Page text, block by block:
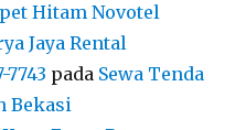
Hitam Novotel
Jaya Rental
pada Sewa Tenda
Bekasi